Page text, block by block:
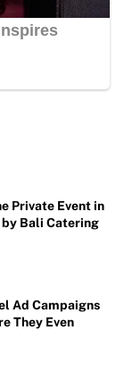
Private Event in
Bali Catering
Ad Campaigns
They Even